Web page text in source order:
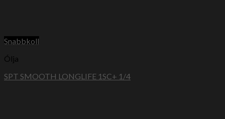
Snabbkoll
Ólja
SPT SMOOTH LONGLIFE 1SC+ 1/4